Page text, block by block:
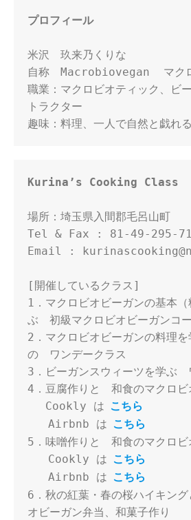
プロフィール
米沢　玖来乃くりな
自称　Macrobiovegan  マク
職業：マクロビオティック、ビ
トラクター
趣味：料理、一人で自然と戯れ
Kurina’s Cooking Class
場所：埼玉県入間郡毛呂山町
Tel & Fax : 81-49-295-
Email :
[開催しているクラス]
1．マクロビオビーガンの基本
ぶ　初級マクロビオビーガンコ
2．マクロビオビーガンの料理を
の　ワンデークラス
3．ビーガンスウィーツを学ぶ　
4．豆腐作りと　和食のマクロ
Cookly は こちら
   Airbnb は
こちら
5．味噌作りと　和食のマクロ
   Cookly は
こちら
   Airbnb は
こちら
6．秋の紅葉・春の桜ハイキン
オビーガン弁当、和菓子作り